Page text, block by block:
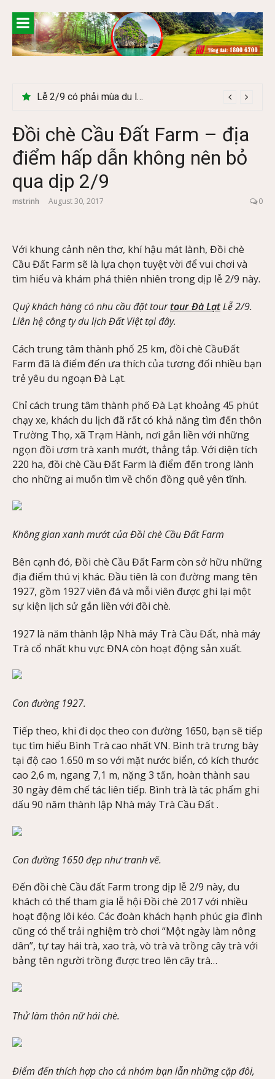
content
Lễ 2/9 có phải mùa du lịch Hà Giang đẹp không?
Đồi chè Cầu Đất Farm – địa
điểm hấp dẫn không nên bỏ
qua dịp 2/9
mstrinh August 30, 2017 0
Với khung cảnh nên thơ, khí hậu mát lành, Đồi chè
Cầu Đất Farm sẽ là lựa chọn tuyệt vời để vui chơi và
tìm hiểu và khám phá thiên nhiên trong dịp lễ 2/9 này.
Quý khách hàng có nhu cầu đặt tourtour Đà LạtLễ 2/9.
Liên hệ công ty du lịch Đất Việt tại đây.
Cách trung tâm thành phố 25 km, đồi chè CầuĐất
Farm đã là điểm đến ưa thích của tương đối nhiều bạn
trẻ yêu du ngoạn Đà Lạt.
Chỉ cách trung tâm thành phố Đà Lạt khoảng 45 phút
chạy xe, khách du lịch đã rất có khả năng tìm đến thôn
Trường Thọ, xã Trạm Hành, nơi gắn liền với những
ngọn đồi ươm trà xanh mướt, thẳng tắp. Với diện tích
220 ha, đồi chè Cầu Đất Farm là điểm đến trong lành
cho những ai muốn tìm về chốn đồng quê yên tĩnh.
Không gian xanh mướt của Đồi chè Cầu Đất Farm
Bên cạnh đó, Đồi chè Cầu Đất Farm còn sở hữu những
địa điểm thú vị khác. Đầu tiên là con đường mang tên
1927, gồm 1927 viên đá và mỗi viên được ghi lại một
sự kiện lịch sử gắn liền với đồi chè.
1927 là năm thành lập Nhà máy Trà Cầu Đất, nhà máy
Trà cổ nhất khu vực ĐNA còn hoạt động sản xuất.
Con đường 1927.
Tiếp theo, khi đi dọc theo con đường 1650, bạn sẽ tiếp
tục tìm hiểu Bình Trà cao nhất VN. Bình trà trưng bày
tại độ cao 1.650 m so với mặt nước biển, có kích thước
cao 2,6 m, ngang 7,1 m, nặng 3 tấn, hoàn thành sau
30 ngày đêm chế tác liên tiếp. Bình trà là tác phẩm ghi
dấu 90 năm thành lập Nhà máy Trà Cầu Đất .
Con đường 1650 đẹp như tranh vẽ.
Đến đồi chè Cầu đất Farm trong dịp lễ 2/9 này, du
khách có thể tham gia lễ hội Đồi chè 2017 với nhiều
hoạt động lôi kéo. Các đoàn khách hạnh phúc gia đình
cũng có thể trải nghiệm trò chơi “Một ngày làm nông
dân”, tự tay hái trà, xao trà, vò trà và trồng cây trà với
bảng tên người trồng được treo lên cây trà…
Thử làm thôn nữ hái chè.
Điểm đến thích hợp cho cả nhóm bạn lẫn những cặp đôi,